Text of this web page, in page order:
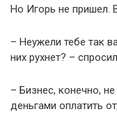
Но Игорь не пришел.
– Неужели тебе так
них рухнет? –
– Бизнес, конечно,
деньгами оплатить